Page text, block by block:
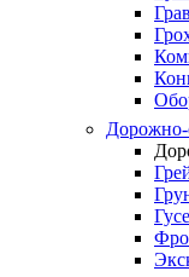
Дорожно-